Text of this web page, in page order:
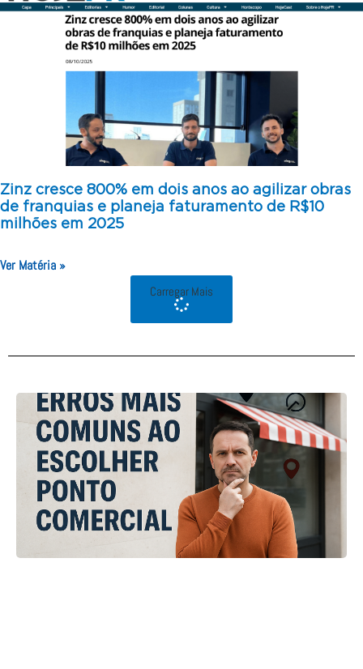
Zinz cresce 800% em dois anos ao agilizar obras
de franquias e planeja faturamento de R$10
milhões em 2025
Ver Matéria »
Carregar Mais